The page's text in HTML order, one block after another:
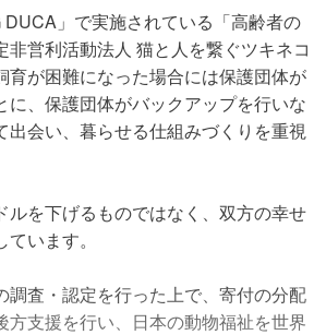
しするための基金です。
」で実施されている「高齢者の
営利活動法人 猫と人を繋ぐツキネコ
が困難になった場合には保護団体が
、保護団体がバックアップを行いな
会い、暮らせる仕組みづくりを重視
を下げるものではなく、双方の幸せ
います。
査・認定を行った上で、寄付の分配
支援を行い、日本の動物福祉を世界